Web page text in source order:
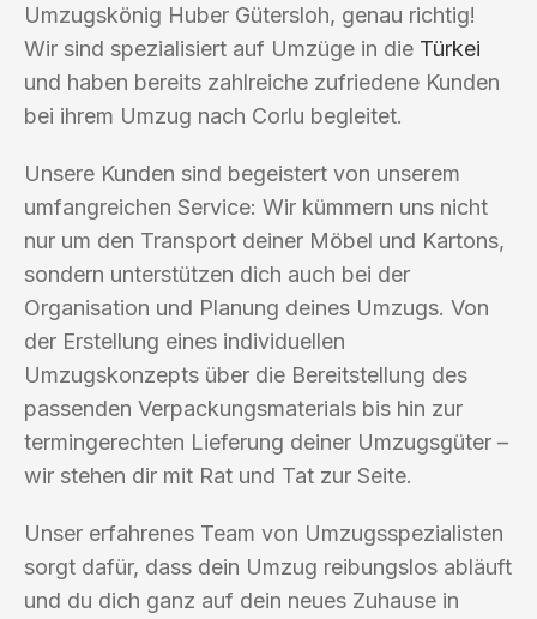
Umzugskönig Huber Gütersloh, genau richtig!
Wir sind spezialisiert auf Umzüge in die Türkei
und haben bereits zahlreiche zufriedene Kunden
bei ihrem Umzug nach Corlu begleitet.
Unsere Kunden sind begeistert von unserem
umfangreichen Service: Wir kümmern uns nicht
nur um den Transport deiner Möbel und Kartons,
sondern unterstützen dich auch bei der
Organisation und Planung deines Umzugs. Von
der Erstellung eines individuellen
Umzugskonzepts über die Bereitstellung des
passenden Verpackungsmaterials bis hin zur
termingerechten Lieferung deiner Umzugsgüter –
wir stehen dir mit Rat und Tat zur Seite.
Unser erfahrenes Team von Umzugsspezialisten
sorgt dafür, dass dein Umzug reibungslos abläuft
und du dich ganz auf dein neues Zuhause in